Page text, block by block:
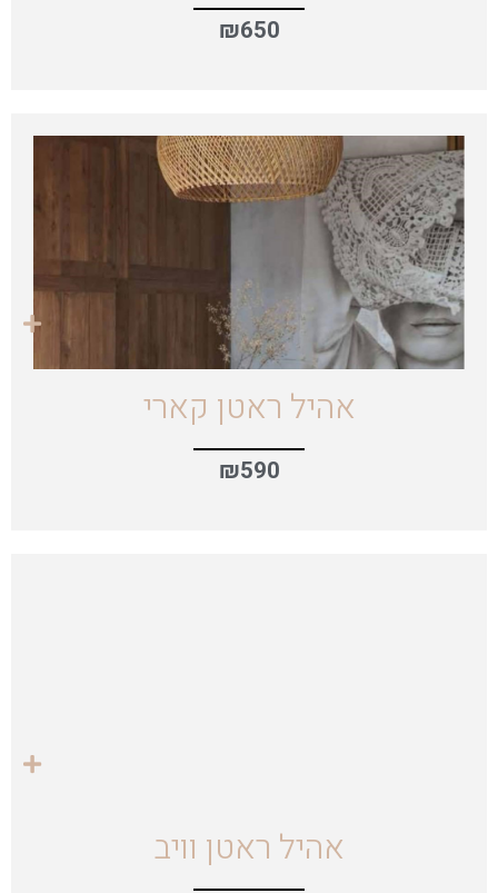
₪650
אהיל ראטן קארי
₪590
אהיל ראטן וויב